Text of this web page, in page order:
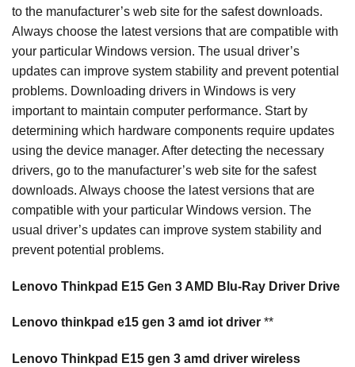
to the manufacturer’s web site for the safest downloads.
Always choose the latest versions that are compatible with
your particular Windows version. The usual driver’s
updates can improve system stability and prevent potential
problems. Downloading drivers in Windows is very
important to maintain computer performance. Start by
determining which hardware components require updates
using the device manager. After detecting the necessary
drivers, go to the manufacturer’s web site for the safest
downloads. Always choose the latest versions that are
compatible with your particular Windows version. The
usual driver’s updates can improve system stability and
prevent potential problems.
Lenovo Thinkpad E15 Gen 3 AMD Blu-Ray Driver Drive
Lenovo thinkpad e15 gen 3 amd iot driver **
Lenovo Thinkpad E15 gen 3 amd driver wireless